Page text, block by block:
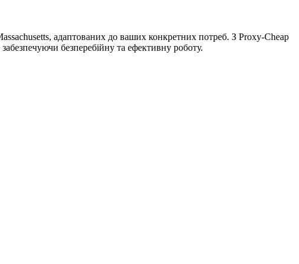
адаптованих до ваших конкретних потреб. З Proxy-Cheap
безперебійну та ефективну роботу.